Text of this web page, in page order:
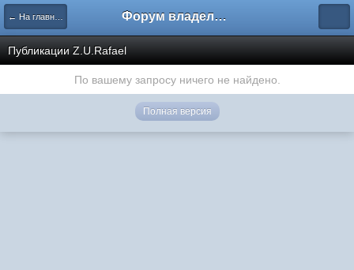
← На главную Форум владельцев интернет-магазинов
Публикации Z.U.Rafael
По вашему запросу ничего не найдено.
Полная версия